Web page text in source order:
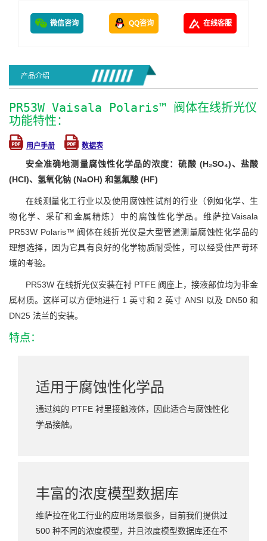
微信咨询 QQ咨询 在线客服
产品介绍
PR53W Vaisala Polaris™ 阀体在线折光仪
功能特性：
用户手册 数据表
安全准确地测量腐蚀性化学品的浓度：硫酸 (H₂SO₄)、盐酸
(HCI)、氢氧化钠 (NaOH) 和氢氟酸 (HF)
在线测量化工行业以及使用腐蚀性试剂的行业（例如化学、生
物化学、采矿和金属精炼）中的腐蚀性化学品。维萨拉Vaisala
PR53W Polaris™ 阀体在线折光仪是大型管道测量腐蚀性化学品的
理想选择，因为它具有良好的化学物质耐受性，可以经受住严苛环
境的考验。
PR53W 在线折光仪安装在衬 PTFE 阀座上，接液部位均为非金
属材质。这样可以方便地进行 1 英寸和 2 英寸 ANSI 以及 DN50 和
DN25 法兰的安装。
特点：
适用于腐蚀性化学品
通过纯的 PTFE 衬里接触液体，因此适合与腐蚀性化
学品接触。
丰富的浓度模型数据库
维萨拉在化工行业的应用场景很多，目前我们提供过
500 种不同的浓度模型，并且浓度模型数据库还在不